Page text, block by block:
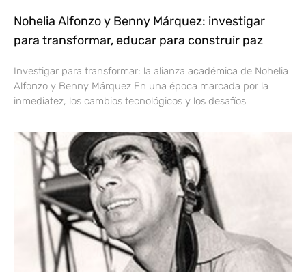
Nohelia Alfonzo y Benny Márquez: investigar
para transformar, educar para construir paz
Investigar para transformar: la alianza académica de Nohelia
Alfonzo y Benny Márquez En una época marcada por la
inmediatez, los cambios tecnológicos y los desafíos